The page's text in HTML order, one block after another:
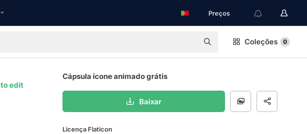
Preços
Coleções 0
to edit
Cápsula ícone animado grátis
Baixar
Licença Flaticon